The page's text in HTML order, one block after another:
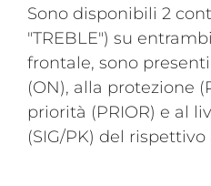
Sono disponibili 2
"TREBLE") su
frontale, sono
(ON), alla protezione
priorità (PRIOR) e al
(SIG/PK) del